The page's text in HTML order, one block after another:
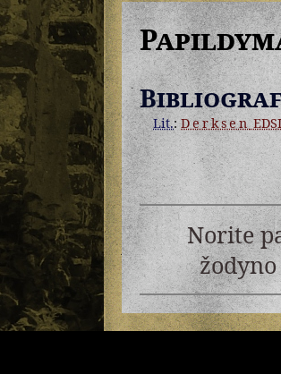
Lit.:Derksen
Norite